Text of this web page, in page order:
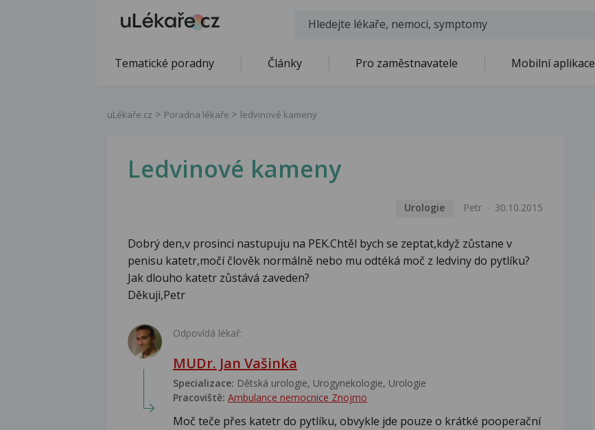
Tematické poradny Články Pro zaměstnavatele Mobilní aplikace
uLékaře.cz Poradna lékaře ledvinové kameny
Ledvinové kameny
Urologie Petr 30.10.2015
Dobrý den,v prosinci nastupuju na PEK.Chtěl bych se zeptat,když zůstane v
penisu katetr,močí člověk normálně nebo mu odtéká moč z ledviny do pytlíku?
Jak dlouho katetr zůstává zaveden?
Děkuji,Petr
Odpovídá lékař:
MUDr. Jan Vašinka
Specializace: Dětská urologie, Urogynekologie, Urologie‎
Pracoviště: Ambulance nemocnice Znojmo
Moč teče přes katetr do pytlíku, obvykle jde pouze o krátké pooperační